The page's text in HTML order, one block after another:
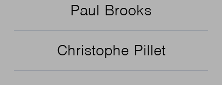
Paul Brooks
Christophe Pillet